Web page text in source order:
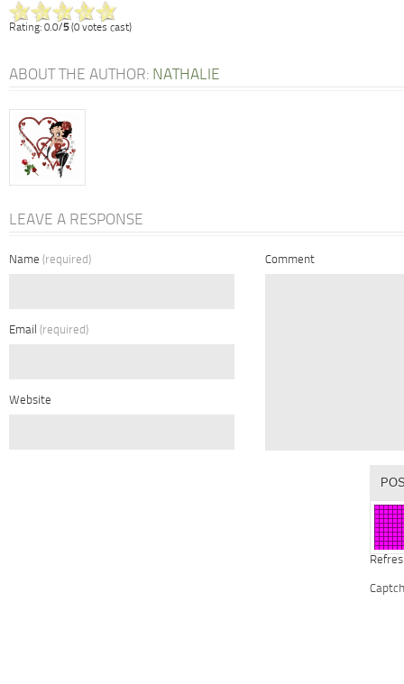
Rating: 0.0/5(0 votes cast)
ABOUT THE AUTHOR: NATHALIE
LEAVE A RESPONSE
Name (required)
Email (required)
Website
Comment